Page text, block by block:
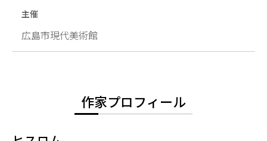
主催
広島市現代美術館
作家プロフィール